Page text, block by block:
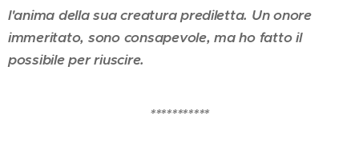
l'anima della sua creatura prediletta. Un onore
immeritato, sono consapevole, ma ho fatto il
possibile per riuscire.
***********